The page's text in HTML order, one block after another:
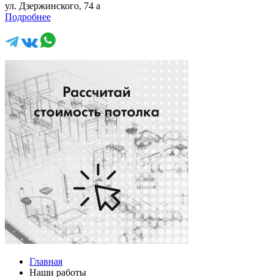
ул. Дзержинского, 74 а
Подробнее
Главная
Наши работы